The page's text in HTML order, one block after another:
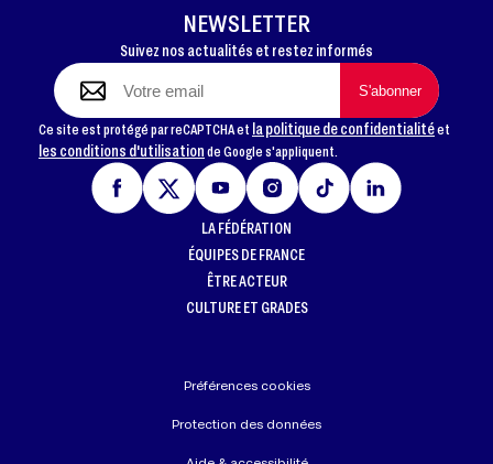
NEWSLETTER
Suivez nos actualités et restez informés
Ce site est protégé par reCAPTCHA et la politique de confidentialitéet
les conditions d'utilisationde Google s'appliquent.
LA FÉDÉRATION
ÉQUIPES DE FRANCE
ÊTRE ACTEUR
CULTURE ET GRADES
Préférences cookies
Protection des données